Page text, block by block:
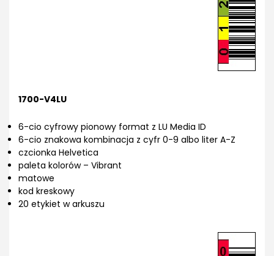
1700-V4LU
6-cio cyfrowy pionowy format z LU Media ID
6-cio znakowa kombinacja z cyfr 0-9 albo liter A-Z
czcionka Helvetica
paleta kolorów – Vibrant
matowe
kod kreskowy
20 etykiet w arkuszu